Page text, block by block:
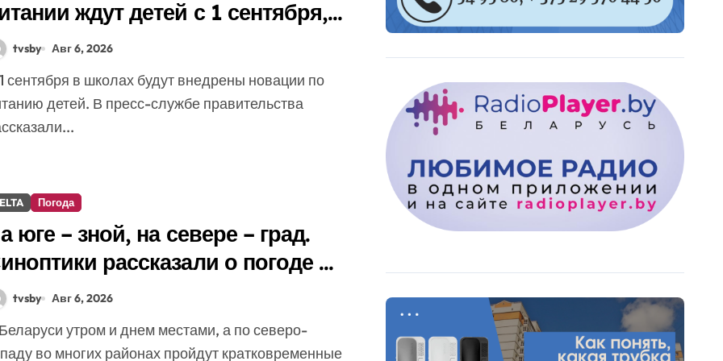
ждут детей с 1 сентября,
в правительстве
tvsby Авг 6, 2026
детей. В пресс-службе правительства
Погода
юге – зной, на севере – град.
рассказали о погоде на
tvsby Авг 6, 2026
во многих районах пройдут кратковременные